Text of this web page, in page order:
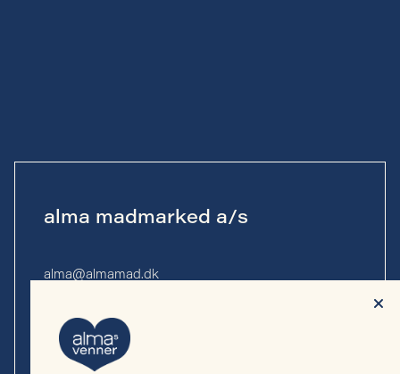
alma madmarked a/s
alma@almamad.dk
CVR-nr. 44 89 27 23